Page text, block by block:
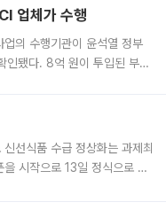
업체가 수행
의 수행기관이 윤석열 정부
인됐다. 8억 원이 투입된 부산
선식품 수급 정상화는 과제최
시작으로 13일 정식으로 재